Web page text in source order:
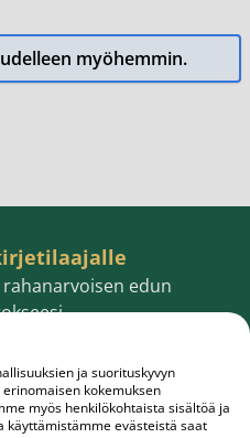
myöhemmin.
edun
Sähköpostiosoite
ja suorituskyvyn
kokemuksen
myös henkilökohtaista sisältöä ja
käyttämistämme evästeistä saat